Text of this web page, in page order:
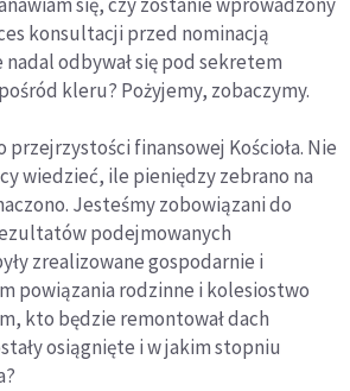
konsultacji przed nominacją
nadal odbywał się pod sekretem
kleru? Pożyjemy, zobaczymy.
przejrzystości finansowej Kościoła. Nie
wiedzieć, ile pieniędzy zebrano na
Jesteśmy zobowiązani do
podejmowanych
zrealizowane gospodarnie i
powiązania rodzinne i kolesiostwo
kto będzie remontował dach
osiągnięte i w jakim stopniu